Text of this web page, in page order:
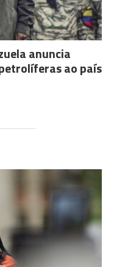
anuncia
ao país